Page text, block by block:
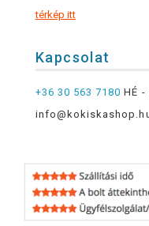
térkép itt
Kapcsolat
+36 30 563 7180 HÉ -